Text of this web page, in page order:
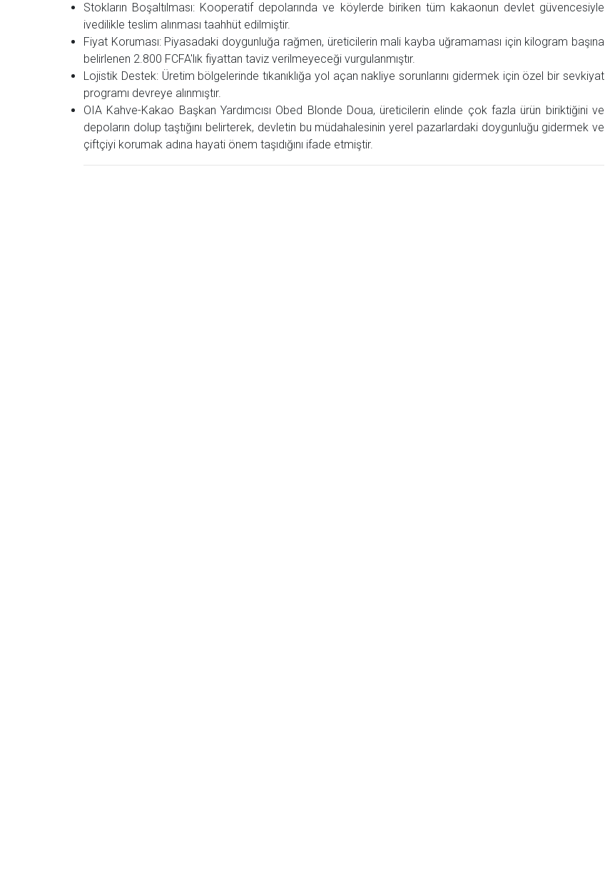
Stokların Boşaltılması: Kooperatif depolarında ve köylerde biriken tüm kakaonun devlet güvencesiyle
ivedilikle teslim alınması taahhüt edilmiştir.
Fiyat Koruması: Piyasadaki doygunluğa rağmen, üreticilerin mali kayba uğramaması için kilogram başına
belirlenen 2.800 FCFA'lık fiyattan taviz verilmeyeceği vurgulanmıştır.
Lojistik Destek: Üretim bölgelerinde tıkanıklığa yol açan nakliye sorunlarını gidermek için özel bir sevkiyat
programı devreye alınmıştır.
OIA Kahve-Kakao Başkan Yardımcısı Obed Blonde Doua, üreticilerin elinde çok fazla ürün biriktiğini ve
depoların dolup taştığını belirterek, devletin bu müdahalesinin yerel pazarlardaki doygunluğu gidermek ve
çiftçiyi korumak adına hayati önem taşıdığını ifade etmiştir.